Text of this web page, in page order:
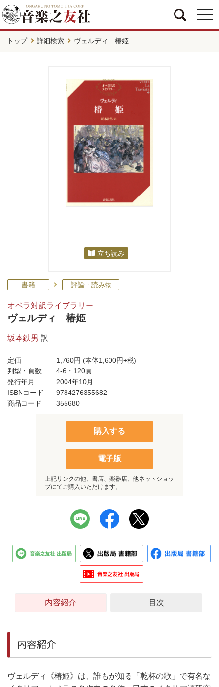
トップ 詳細検索 ヴェルディ 椿姫
立ち読み
書籍 評論・読み物
オペラ対訳ライブラリー
ヴェルディ 椿姫
坂本鉄男 訳
定価 1,760円 (本体1,600円+税)
判型・頁数
4-6・120頁
発行年月
2004年10月
ISBNコード
9784276355682
商品コード
355680
購入する
電子版
上記リンクの他、書店、楽器店、他ネットショッ
プにてご購入いただけます。
内容紹介 目次
内容紹介
ヴェルディ《椿姫》は、誰もが知る「乾杯の歌」で有名な